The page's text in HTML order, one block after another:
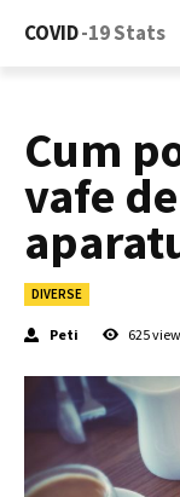
COVID-19 Stats
Cum
vafe
DIVERSE
Peti 625